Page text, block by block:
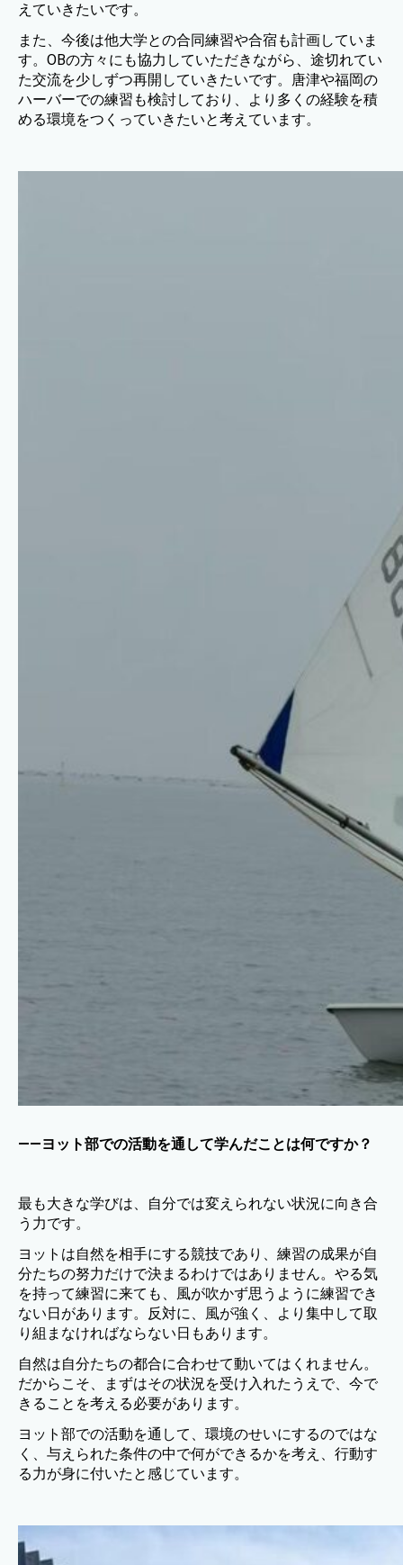
えていきたいです。
また、今後は他大学との合同練習や合宿も計画していま
す。OBの方々にも協力していただきながら、途切れてい
た交流を少しずつ再開していきたいです。唐津や福岡の
ハーバーでの練習も検討しており、より多くの経験を積
める環境をつくっていきたいと考えています。
——ヨット部での活動を通して学んだことは何ですか？
最も大きな学びは、自分では変えられない状況に向き合
う力です。
ヨットは自然を相手にする競技であり、練習の成果が自
分たちの努力だけで決まるわけではありません。やる気
を持って練習に来ても、風が吹かず思うように練習でき
ない日があります。反対に、風が強く、より集中して取
り組まなければならない日もあります。
自然は自分たちの都合に合わせて動いてはくれません。
だからこそ、まずはその状況を受け入れたうえで、今で
きることを考える必要があります。
ヨット部での活動を通して、環境のせいにするのではな
く、与えられた条件の中で何ができるかを考え、行動す
る力が身に付いたと感じています。